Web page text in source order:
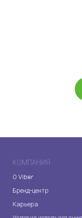
КОМПАНИЯ
О Viber
Бренд-центр
Карьера